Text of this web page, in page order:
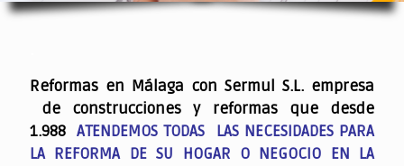
Reformas en Málaga con Sermul S.L. empresa
de construcciones y reformas que desde
1.988ATENDEMOS TODAS LAS NECESIDADES PARA
LA REFORMA DE SU HOGAR O NEGOCIO EN LA